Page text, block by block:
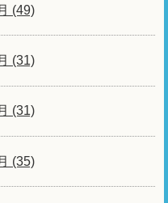
(49)
(31)
(31)
(35)